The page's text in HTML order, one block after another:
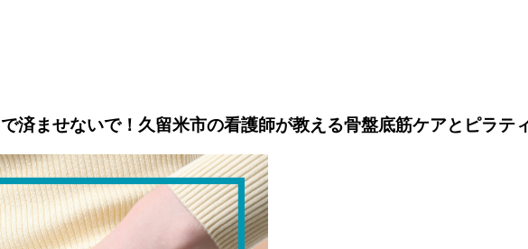
済ませないで！久留米市の看護師が教える骨盤底筋ケアとピラテ